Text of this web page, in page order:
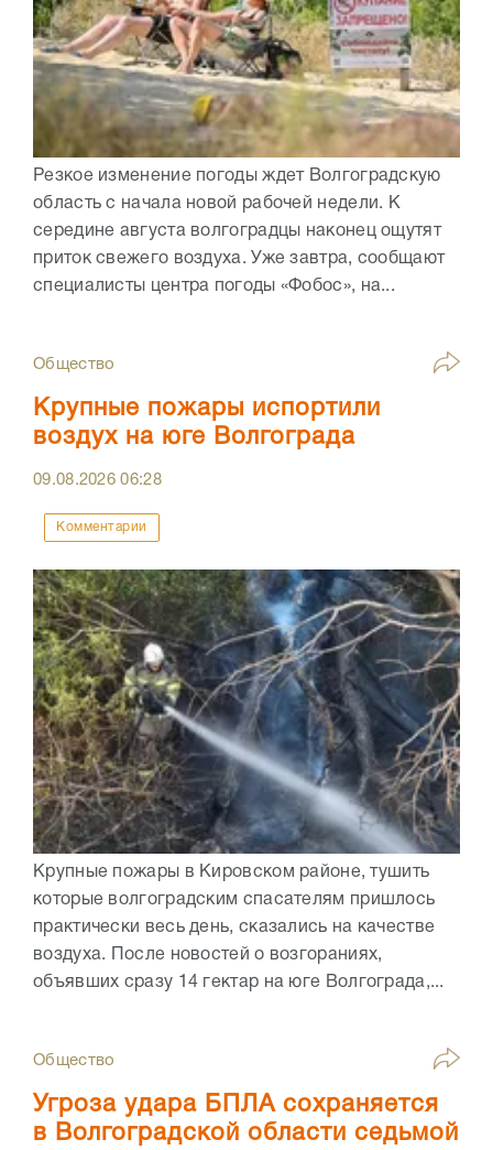
Резкое изменение погоды ждет Волгоградскую
область с начала новой рабочей недели. К
середине августа волгоградцы наконец ощутят
приток свежего воздуха. Уже завтра, сообщают
специалисты центра погоды «Фобос», на...
Общество
Крупные пожары испортили
воздух на юге Волгограда
09.08.202606:28
Комментарии
Крупные пожары в Кировском районе, тушить
которые волгоградским спасателям пришлось
практически весь день, сказались на качестве
воздуха. После новостей о возгораниях,
объявших сразу 14 гектар на юге Волгограда,...
Общество
Угроза удара БПЛА сохраняется
в Волгоградской области седьмой